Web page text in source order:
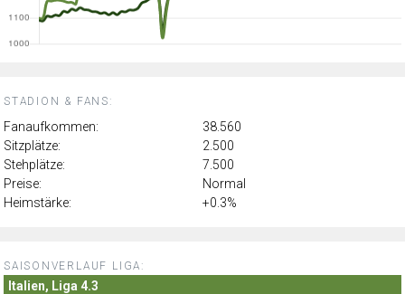
STADION & FANS:
Fanaufkommen:
38.560
Sitzplätze:
2.500
Stehplätze:
7.500
Preise:
Normal
Heimstärke:
+0.3%
SAISONVERLAUF LIGA:
Italien, Liga 4.3